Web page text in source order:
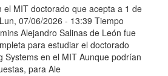
el MIT doctorado que acepta a 1 de
07/06/2026 - 13:39 Tiempo
Alejandro Salinas de León fue
para estudiar el doctorado
Systems en el MIT Aunque podrían
para Ale